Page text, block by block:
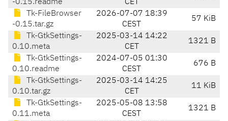
-0.15.readme
CET
Tk-FileBrowser
-0.15.tar.gz
2026-07-07 18:39
CEST
57 KiB
Tk-GtkSettings-
0.10.meta
2025-03-14 14:22
CET
1321 B
Tk-GtkSettings-
0.10.readme
2024-07-05 01:30
CEST
676 B
Tk-GtkSettings-
0.10.tar.gz
2025-03-14 14:25
CET
11 KiB
Tk-GtkSettings-
0.11.meta
2025-05-08 13:58
CEST
1321 B